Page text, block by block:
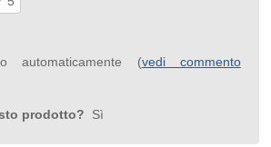
automaticamente (vedi commento
prodotto? Sì